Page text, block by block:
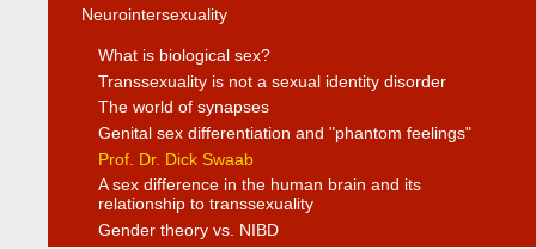
Neurointersexuality
What is biological sex?
Transsexuality is not a sexual identity disorder
The world of synapses
Genital sex differentiation and "phantom feelings"
Prof. Dr. Dick Swaab
A sex difference in the human brain and its
relationship to transsexuality
Gender theory vs. NIBD